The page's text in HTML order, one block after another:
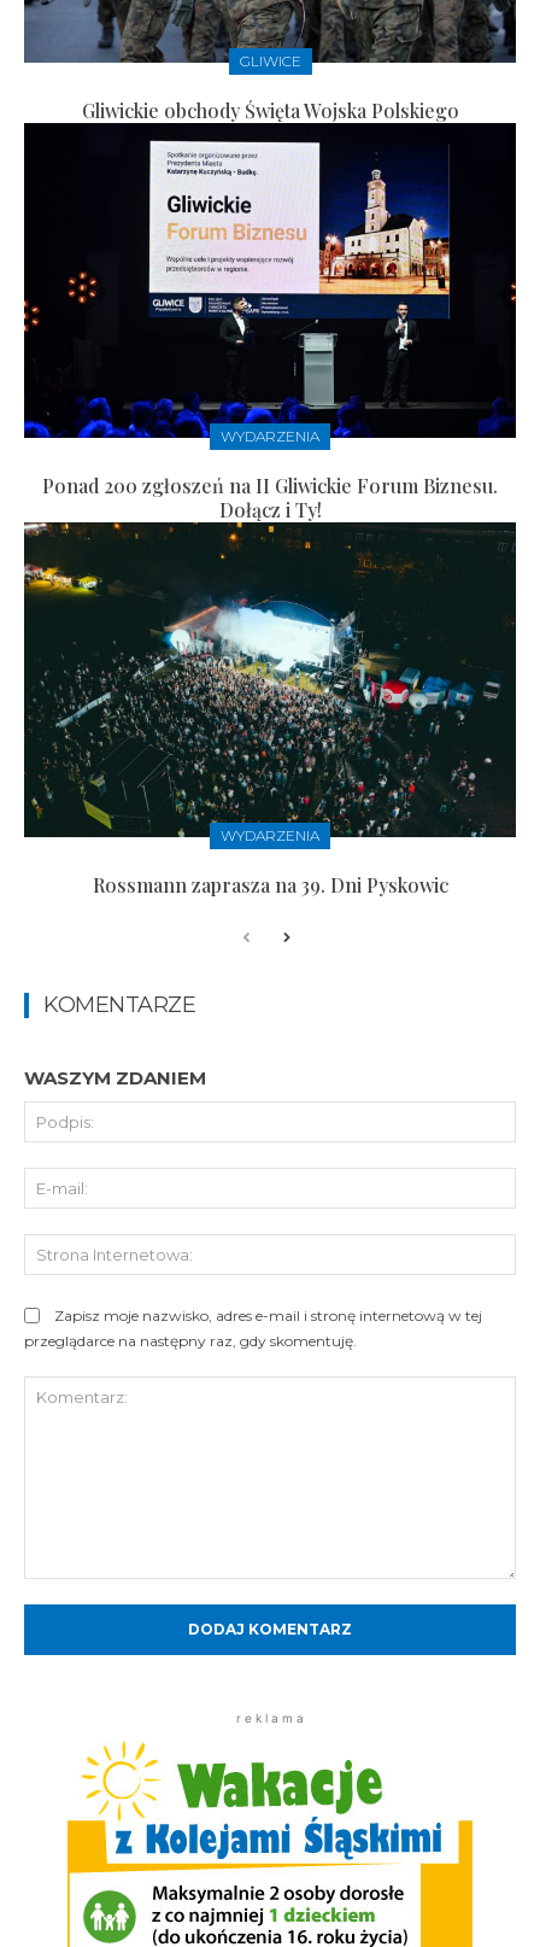
GLIWICE
Gliwickie obchody Święta Wojska Polskiego
WYDARZENIA
Ponad 200 zgłoszeń na II Gliwickie Forum Biznesu.
Dołącz i Ty!
WYDARZENIA
Rossmann zaprasza na 39. Dni Pyskowic
KOMENTARZE
WASZYM ZDANIEM
Zapisz moje nazwisko, adres e-mail i stronę internetową w tej
przeglądarce na następny raz, gdy skomentuję.
r e k l a m a